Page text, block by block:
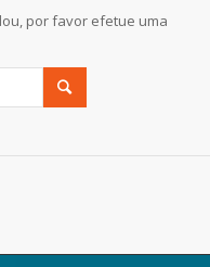
por favor efetue uma